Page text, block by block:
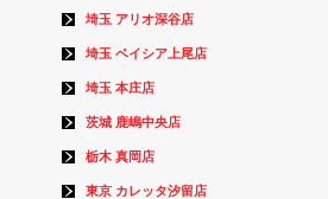
埼玉 アリオ深谷店
埼玉 ベイシア上尾店
埼玉 本庄店
茨城 鹿嶋中央店
栃木 真岡店
東京 カレッタ汐留店